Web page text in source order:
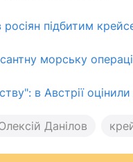
росіян підбитим
морську
в Австрії
Данілов